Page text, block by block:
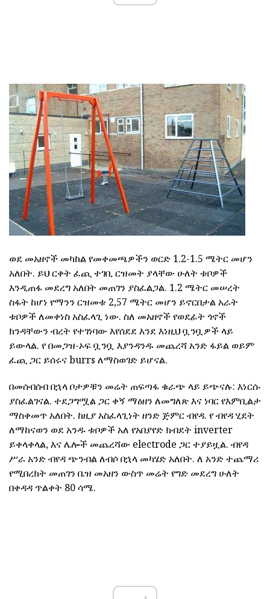
ወደ መአዘኖች መካከል የመቀመጫዎችን ወርድ 1.2-1.5 ሜትር መሆን
አለበት. ይህ ርቀት ፈጪ ተገቢ ርዝመት ያላቸው ሁለት ቱቦዎች
እንዲጠፋ መደረግ አለበት መጠገን ያስፈልጋል. 1.2 ሜትር መሠረት
ስፋት ከሆነ የማንን ርዝመቱ 2,57 ሜትር መሆን ይኖርበታል አራት
ቱቦዎች ለመቀነስ አስፈላጊ ነው. ስለ መአዘኖች የወደፊት ጎኖች
ክንዳቸውን ብረት የተገነባው እየሰደደ እንደ እነዚህ ቧንቧዎች ላይ
ይውላል. የ በመጋዝ-ኦፍ ቧንቧ እያንዳንዱ መጨረሻ አንድ ፋይል ወይም
ፈጪ ጋር ይሰሩና burrs ለማስወገድ ይሆናል.
በመሰብሰብ በኋላ ቦታዎቹን መሬት ጠፍጣፋ ቁራጭ ላይ ይጭናሉ: እነርሱ
ያስፈልገናል. ተደጋግሟል ጋር ቀኝ ማዕዘን ለመግለጽ እና ነባር የእምቢልታ
ማስቀመጥ አለበት. ከዚያ አስፈላጊነት ዘንድ ጅምር ብየዳ. የ ብየዳ ሂደት
ለማከናወን ወደ አንዱ ቱቦዎች አለ የአበያየድ ክብደት inverter
ይቀላቀላል, እና ሌሎች መጨረሻው electrode ጋር ተያይዟል. ብየዳ
ሥራ አንድ ብየዳ ጭንብል ለብሶ በኋላ መካሄድ አለበት. ለ አንድ ተጨማሪ
የሚበረክት መጠገን ቤዝ መአዘን ውስጥ መሬት የግድ መደረግ ሁለት
በቀዳዳ ጥልቀት 80 ሳሜ.